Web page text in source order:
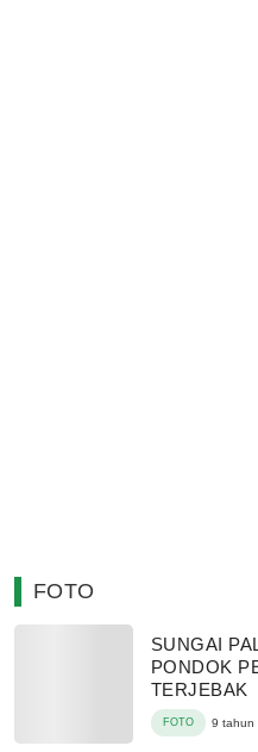
FOTO
SUNGAI
PONDOK
TERJEBAK
FOTO 9 tahun